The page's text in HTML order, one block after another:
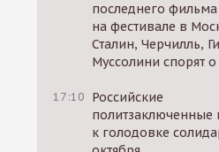
последнего
на фестивале в
Сталин, Черчилль,
Муссолини спорят
17:10 Российские
политзаключенные
к голодовке